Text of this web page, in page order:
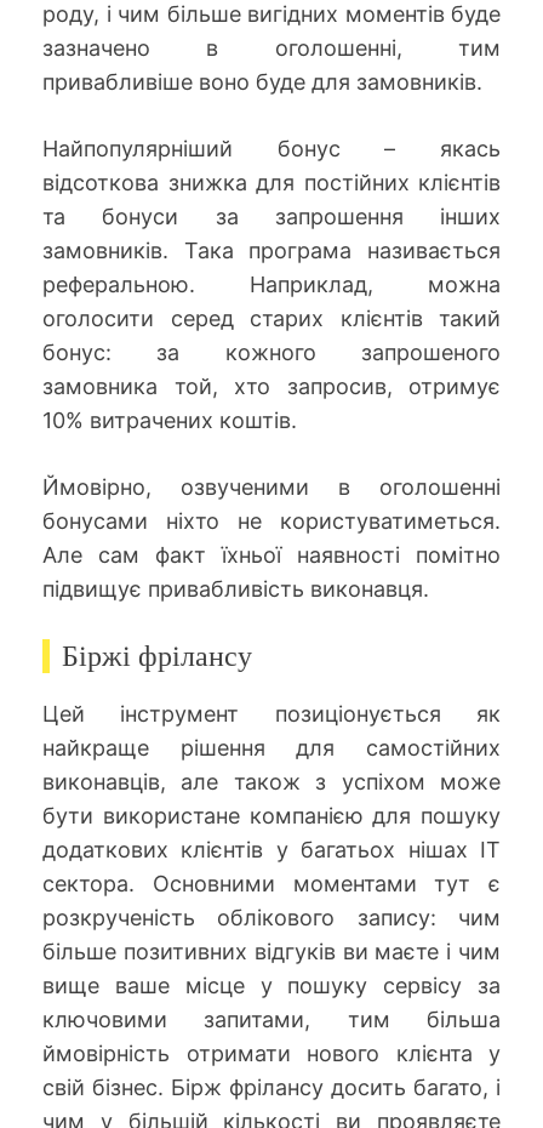
роду, і чим більше вигідних моментів буде
зазначено в оголошенні, тим
привабливіше воно буде для замовників.
Найпопулярніший бонус – якась
відсоткова знижка для постійних клієнтів
та бонуси за запрошення інших
замовників. Така програма називається
реферальною. Наприклад, можна
оголосити серед старих клієнтів такий
бонус: за кожного запрошеного
замовника той, хто запросив, отримує
10% витрачених коштів.
Ймовірно, озвученими в оголошенні
бонусами ніхто не користуватиметься.
Але сам факт їхньої наявності помітно
підвищує привабливість виконавця.
Біржі фрілансу
Цей інструмент позиціонується як
найкраще рішення для самостійних
виконавців, але також з успіхом може
бути використане компанією для пошуку
додаткових клієнтів у багатьох нішах IT
сектора. Основними моментами тут є
розкрученість облікового запису: чим
більше позитивних відгуків ви маєте і чим
вище ваше місце у пошуку сервісу за
ключовими запитами, тим більша
ймовірність отримати нового клієнта у
свій бізнес. Бірж фрілансу досить багато, і
чим у більшій кількості ви проявляєте